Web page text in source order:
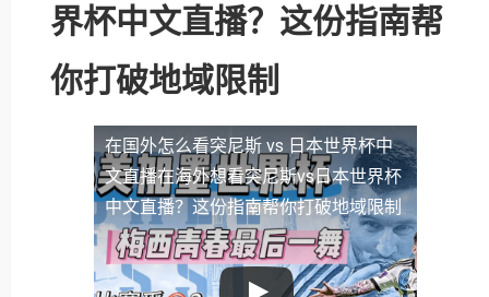
界杯中文直播？这份指南帮
你打破地域限制
在国外怎么看突尼斯 vs 日本世界杯中
文直播在海外想看突尼斯vs日本世界杯
中文直播？这份指南帮你打破地域限制